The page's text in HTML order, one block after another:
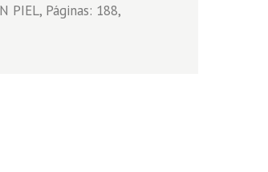
PIEL, Páginas: 188,